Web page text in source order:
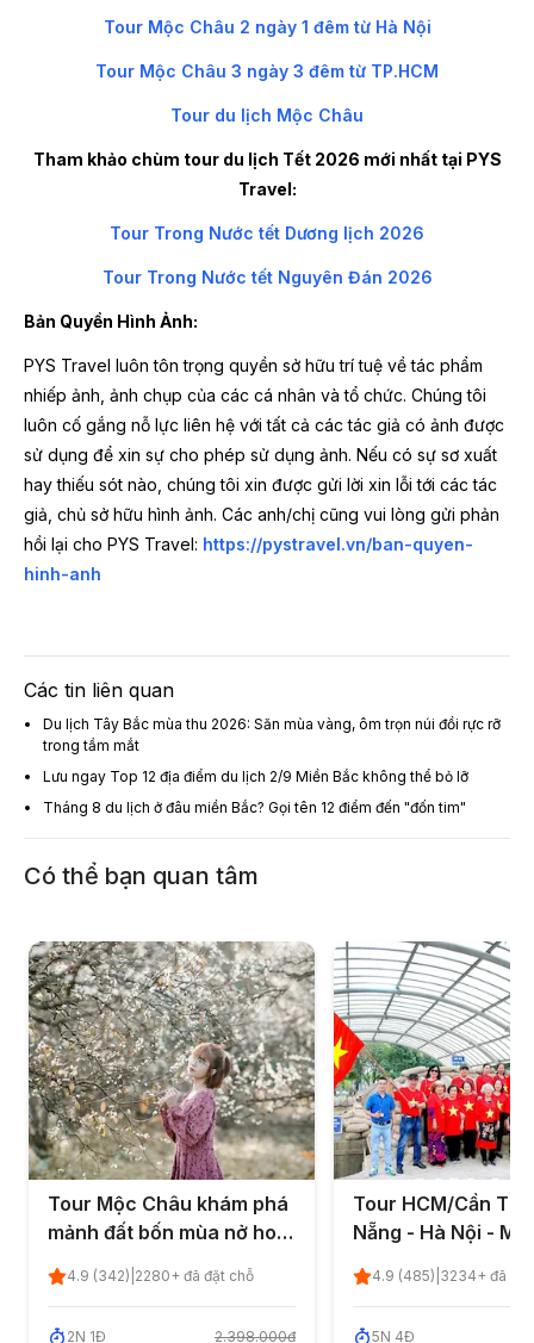
Tour Mộc Châu 2 ngày 1 đêm từ Hà Nội
Tour Mộc Châu 3 ngày 3 đêm từ TP.HCM
Tour du lịch Mộc Châu
Tham khảo chùm tour du lịch Tết 2026 mới nhất tại PYS
Travel:
Tour Trong Nước tết Dương lịch 2026
Tour Trong Nước tết Nguyên Đán 2026
Bản Quyền Hình Ảnh:
PYS Travel luôn tôn trọng quyền sở hữu trí tuệ về tác phẩm
nhiếp ảnh, ảnh chụp của các cá nhân và tổ chức. Chúng tôi
luôn cố gắng nỗ lực liên hệ với tất cả các tác giả có ảnh được
sử dụng để xin sự cho phép sử dụng ảnh. Nếu có sự sơ xuất
hay thiếu sót nào, chúng tôi xin được gửi lời xin lỗi tới các tác
giả, chủ sở hữu hình ảnh. Các anh/chị cũng vui lòng gửi phản
hồi lại cho PYS Travel: https://pystravel.vn/ban-quyen-
hinh-anh
Các tin liên quan
Du lịch Tây Bắc mùa thu 2026: Săn mùa vàng, ôm trọn núi đồi rực rỡ
trong tầm mắt
Lưu ngay Top 12 địa điểm du lịch 2/9 Miền Bắc không thể bỏ lỡ
Tháng 8 du lịch ở đâu miền Bắc? Gọi tên 12 điểm đến "đốn tim"
Có thể bạn quan tâm
Tour Mộc Châu khám phá
mảnh đất bốn mùa nở hoa
4.9 (342) 2280+ đã đặt chỗ
2N 1Đ
2.398.000đ
Tour HCM/Cần
Nẵng - Hà Nội -
ngày 4 đêm -
4.9 (485) 3234+ đã
5N 4Đ